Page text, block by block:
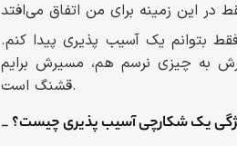
بتوانم یک آسیب پذیری پیدا کنم.
به چیزی نرسم هم، مسیرش برایم
قشنگ است.
یک شکارچی آسیب پذیری چیست؟